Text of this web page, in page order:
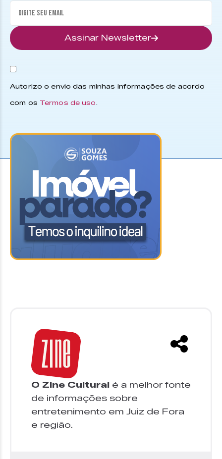
Assinar Newsletter
Autorizo o envio das minhas informações de acordo
com os Termos de uso.
O Zine Cultural é a melhor fonte
de informações sobre
entretenimento em Juiz de Fora
e região.